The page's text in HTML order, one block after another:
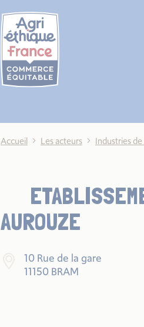
Accueil Les acteurs Industries
AUROUZE
10 Rue de la gare
11150 BRAM